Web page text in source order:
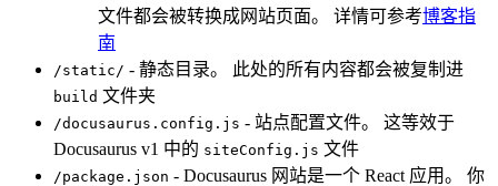
文件都会被转换成网站页面。 详情可参考博客指
南
/static/ - 静态目录。 此处的所有内容都会被复制进
build 文件夹
/docusaurus.config.js - 站点配置文件。 这等效于
Docusaurus v1 中的 siteConfig.js 文件
/package.json - Docusaurus 网站是一个 React 应用。 你